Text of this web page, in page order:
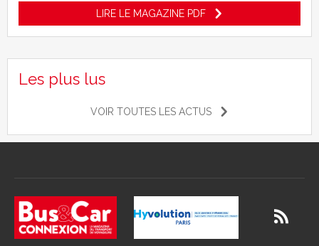
LIRE LE MAGAZINE PDF
Les plus lus
VOIR TOUTES LES ACTUS